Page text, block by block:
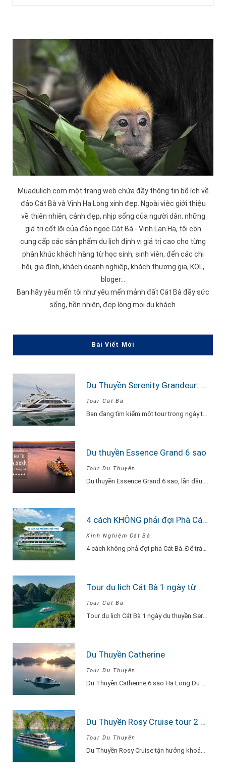
Muadulich.com một trang web chứa đầy thông tin bổ ích về
đảo Cát Bà và Vịnh Hạ Long xinh đẹp. Ngoài việc giới thiệu
về thiên nhiên, cảnh đẹp, nhịp sống của người dân, những
giá trị cốt lõi của đảo ngọc Cát Bà - Vịnh Lan Hạ, tôi còn
cung cấp các sản phẩm du lịch định vị giá trị cao cho từng
phân khúc khách hàng từ học sinh, sinh viên, đến các chi
hội, gia đình, khách doanh nghiệp, khách thương gia, KOL,
bloger...
Bạn hãy yêu mến tôi như yêu mến mảnh đất Cát Bà đầy sức
sống, hồn nhiên, đẹp lòng mọi du khách.
Bài Viết Mới
Du Thuyền Serenity Grandeur: Trải Nghiệm Tour Vịnh Lan Hạ 1 Ngày Đẳng Cấp Nhất
Tour Cát Bà
Bạn đang tìm kiếm một tour trong ngày thật “đã”, nhưng vẫn phải sang –…
Du thuyền Essence Grand 6 sao
Tour Du Thuyền
Du thuyền Essence Grand 6 sao, lần đầu tiên xuất hiện tại Hạ Long. Với…
4 cách KHÔNG phải đợi Phà Cát Bà
Kinh Nghiệm Cát Bà
4 cách không phả đợi phà Cát Bà. Để tránh phải chờ đợi lâu vì…
Tour du lịch Cát Bà 1 ngày từ Hà Nội Du Thuyền Serenity Explore
Tour Cát Bà
Tour du lịch Cát Bà 1 ngày du thuyền Serenity Explore, đi về trong ngày…
Du Thuyền Catherine
Tour Du Thuyền
Du Thuyền Catherine 6 sao Hạ Long Du Thuyền Catherine một khu nghỉ dưỡng thu…
Du Thuyền Rosy Cruise tour 2 ngày 1 đêm
Tour Du Thuyền
Du Thuyền Rosy Cruise tận hưởng khoảnh khắc vui vẻ, hạnh phúc đắm say lòng…